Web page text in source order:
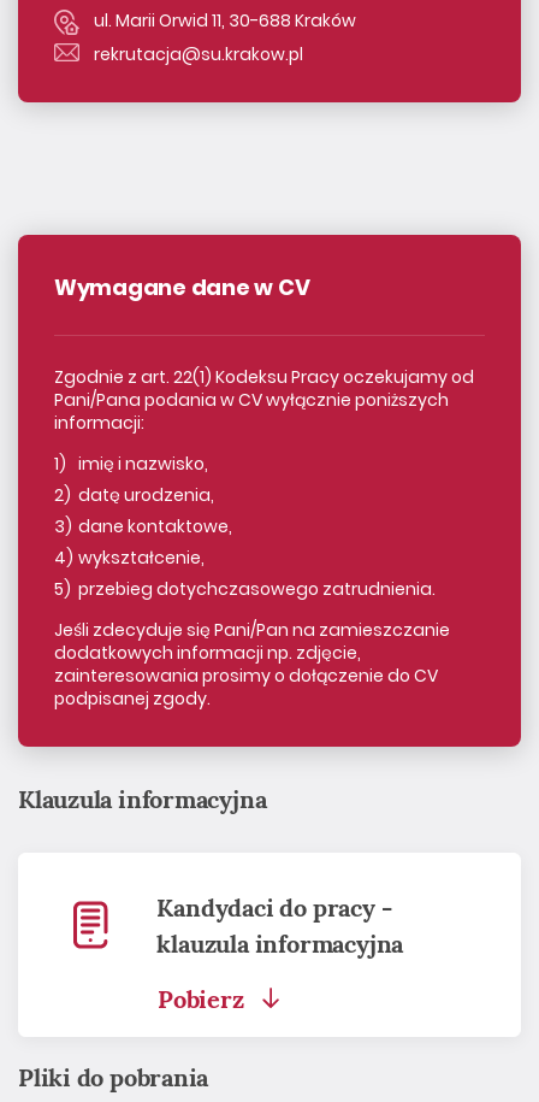
ul. Marii Orwid 11, 30-688 Kraków
rekrutacja@su.krakow.pl
Wymagane dane w CV
Zgodnie z art. 22(1) Kodeksu Pracy oczekujamy od
Pani/Pana podania w CV wyłącznie poniższych
informacji:
imię i nazwisko,
datę urodzenia,
dane kontaktowe,
wykształcenie,
przebieg dotychczasowego zatrudnienia.
Jeśli zdecyduje się Pani/Pan na zamieszczanie
dodatkowych informacji np. zdjęcie,
zainteresowania prosimy o dołączenie do CV
podpisanej zgody.
Klauzula informacyjna
Kandydaci do pracy -
klauzula informacyjna
Pobierz
Pliki do pobrania